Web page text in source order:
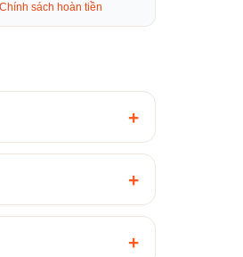
Chính sách hoàn tiền
+
+
+